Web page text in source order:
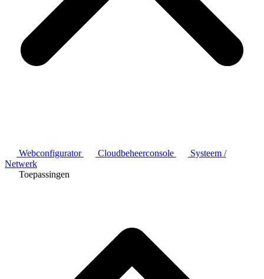
Webconfigurator Cloudbeheerconsole
Systeem /
Netwerk
Toepassingen